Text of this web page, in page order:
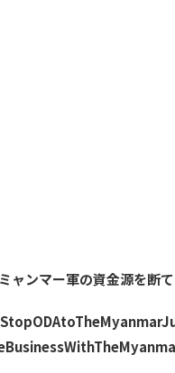
ャンマー軍の資金源を断て